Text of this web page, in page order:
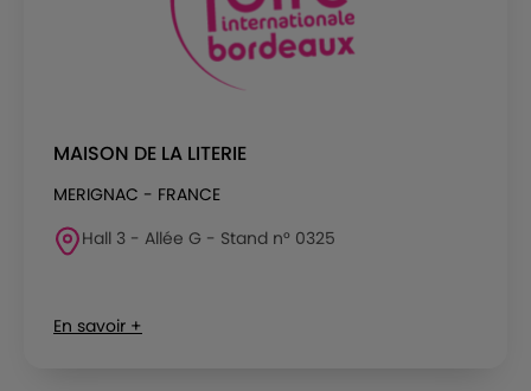
MAISON DE LA LITERIE
MERIGNAC - FRANCE
Hall 3 - Allée G - Stand n° 0325
En savoir +